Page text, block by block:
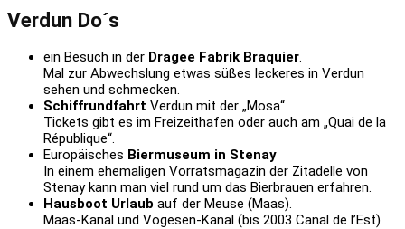
Verdun Do´s
ein Besuch in der Dragee Fabrik Braquier.
Mal zur Abwechslung etwas süßes leckeres in Verdun
sehen und schmecken.
Schiffrundfahrt Verdun mit der „Mosa“
Tickets gibt es im Freizeithafen oder auch am „Quai de la
République“.
Europäisches Biermuseum in Stenay
In einem ehemaligen Vorratsmagazin der Zitadelle von
Stenay kann man viel rund um das Bierbrauen erfahren.
Hausboot Urlaub auf der Meuse (Maas).
Maas-Kanal und Vogesen-Kanal (bis 2003 Canal de l’Est)